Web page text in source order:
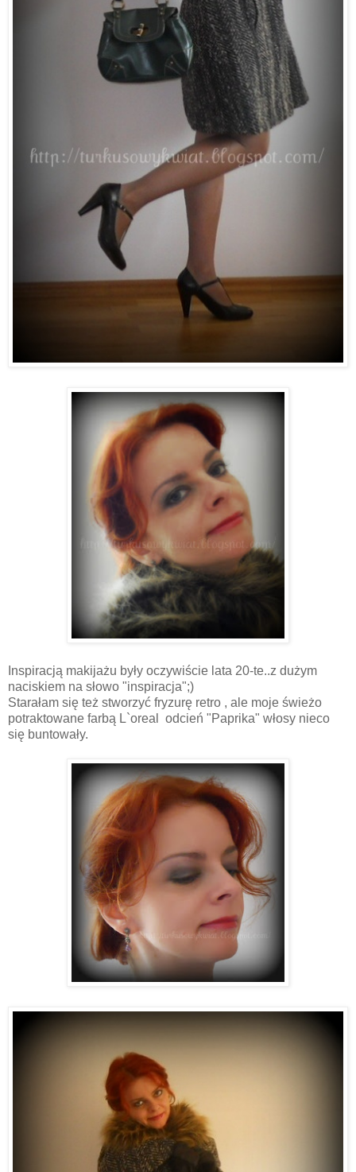
Inspiracją makijażu były oczywiście lata 20-te..z dużym
naciskiem na słowo "inspiracja";)
Starałam się też stworzyć fryzurę retro , ale moje świeżo
potraktowane farbą L`oreal odcień "Paprika" włosy nieco
się buntowały.